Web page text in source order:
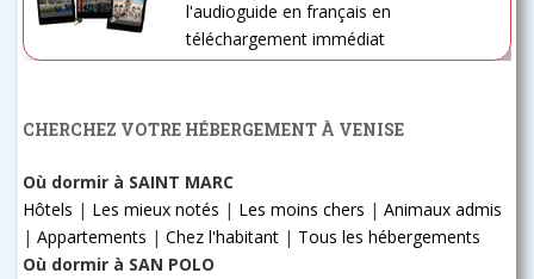
l'audioguide en français en
téléchargement immédiat
CHERCHEZ VOTRE HÉBERGEMENT À VENISE
Où dormir à SAINT MARC
Hôtels | Les mieux notés | Les moins chers | Animaux admis
| Appartements | Chez l'habitant | Tous les hébergements
Où dormir à SAN POLO